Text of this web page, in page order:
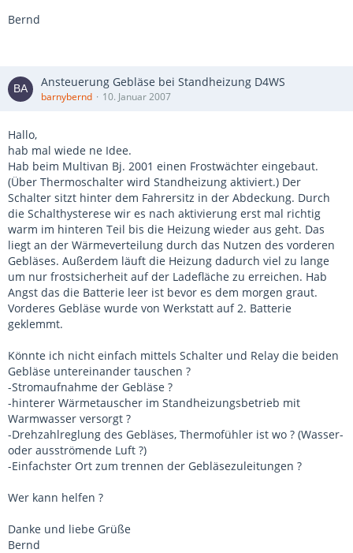
Bernd
Ansteuerung Gebläse bei Standheizung D4WS
barnybernd 10. Januar 2007
Hallo,
hab mal wiede ne Idee.
Hab beim Multivan Bj. 2001 einen Frostwächter eingebaut.
(Über Thermoschalter wird Standheizung aktiviert.) Der
Schalter sitzt hinter dem Fahrersitz in der Abdeckung. Durch
die Schalthysterese wir es nach aktivierung erst mal richtig
warm im hinteren Teil bis die Heizung wieder aus geht. Das
liegt an der Wärmeverteilung durch das Nutzen des vorderen
Gebläses. Außerdem läuft die Heizung dadurch viel zu lange
um nur frostsicherheit auf der Ladefläche zu erreichen. Hab
Angst das die Batterie leer ist bevor es dem morgen graut.
Vorderes Gebläse wurde von Werkstatt auf 2. Batterie
geklemmt.
Könnte ich nicht einfach mittels Schalter und Relay die beiden
Gebläse untereinander tauschen ?
-Stromaufnahme der Gebläse ?
-hinterer Wärmetauscher im Standheizungsbetrieb mit
Warmwasser versorgt ?
-Drehzahlreglung des Gebläses, Thermofühler ist wo ? (Wasser-
oder ausströmende Luft ?)
-Einfachster Ort zum trennen der Gebläsezuleitungen ?
Wer kann helfen ?
Danke und liebe Grüße
Bernd